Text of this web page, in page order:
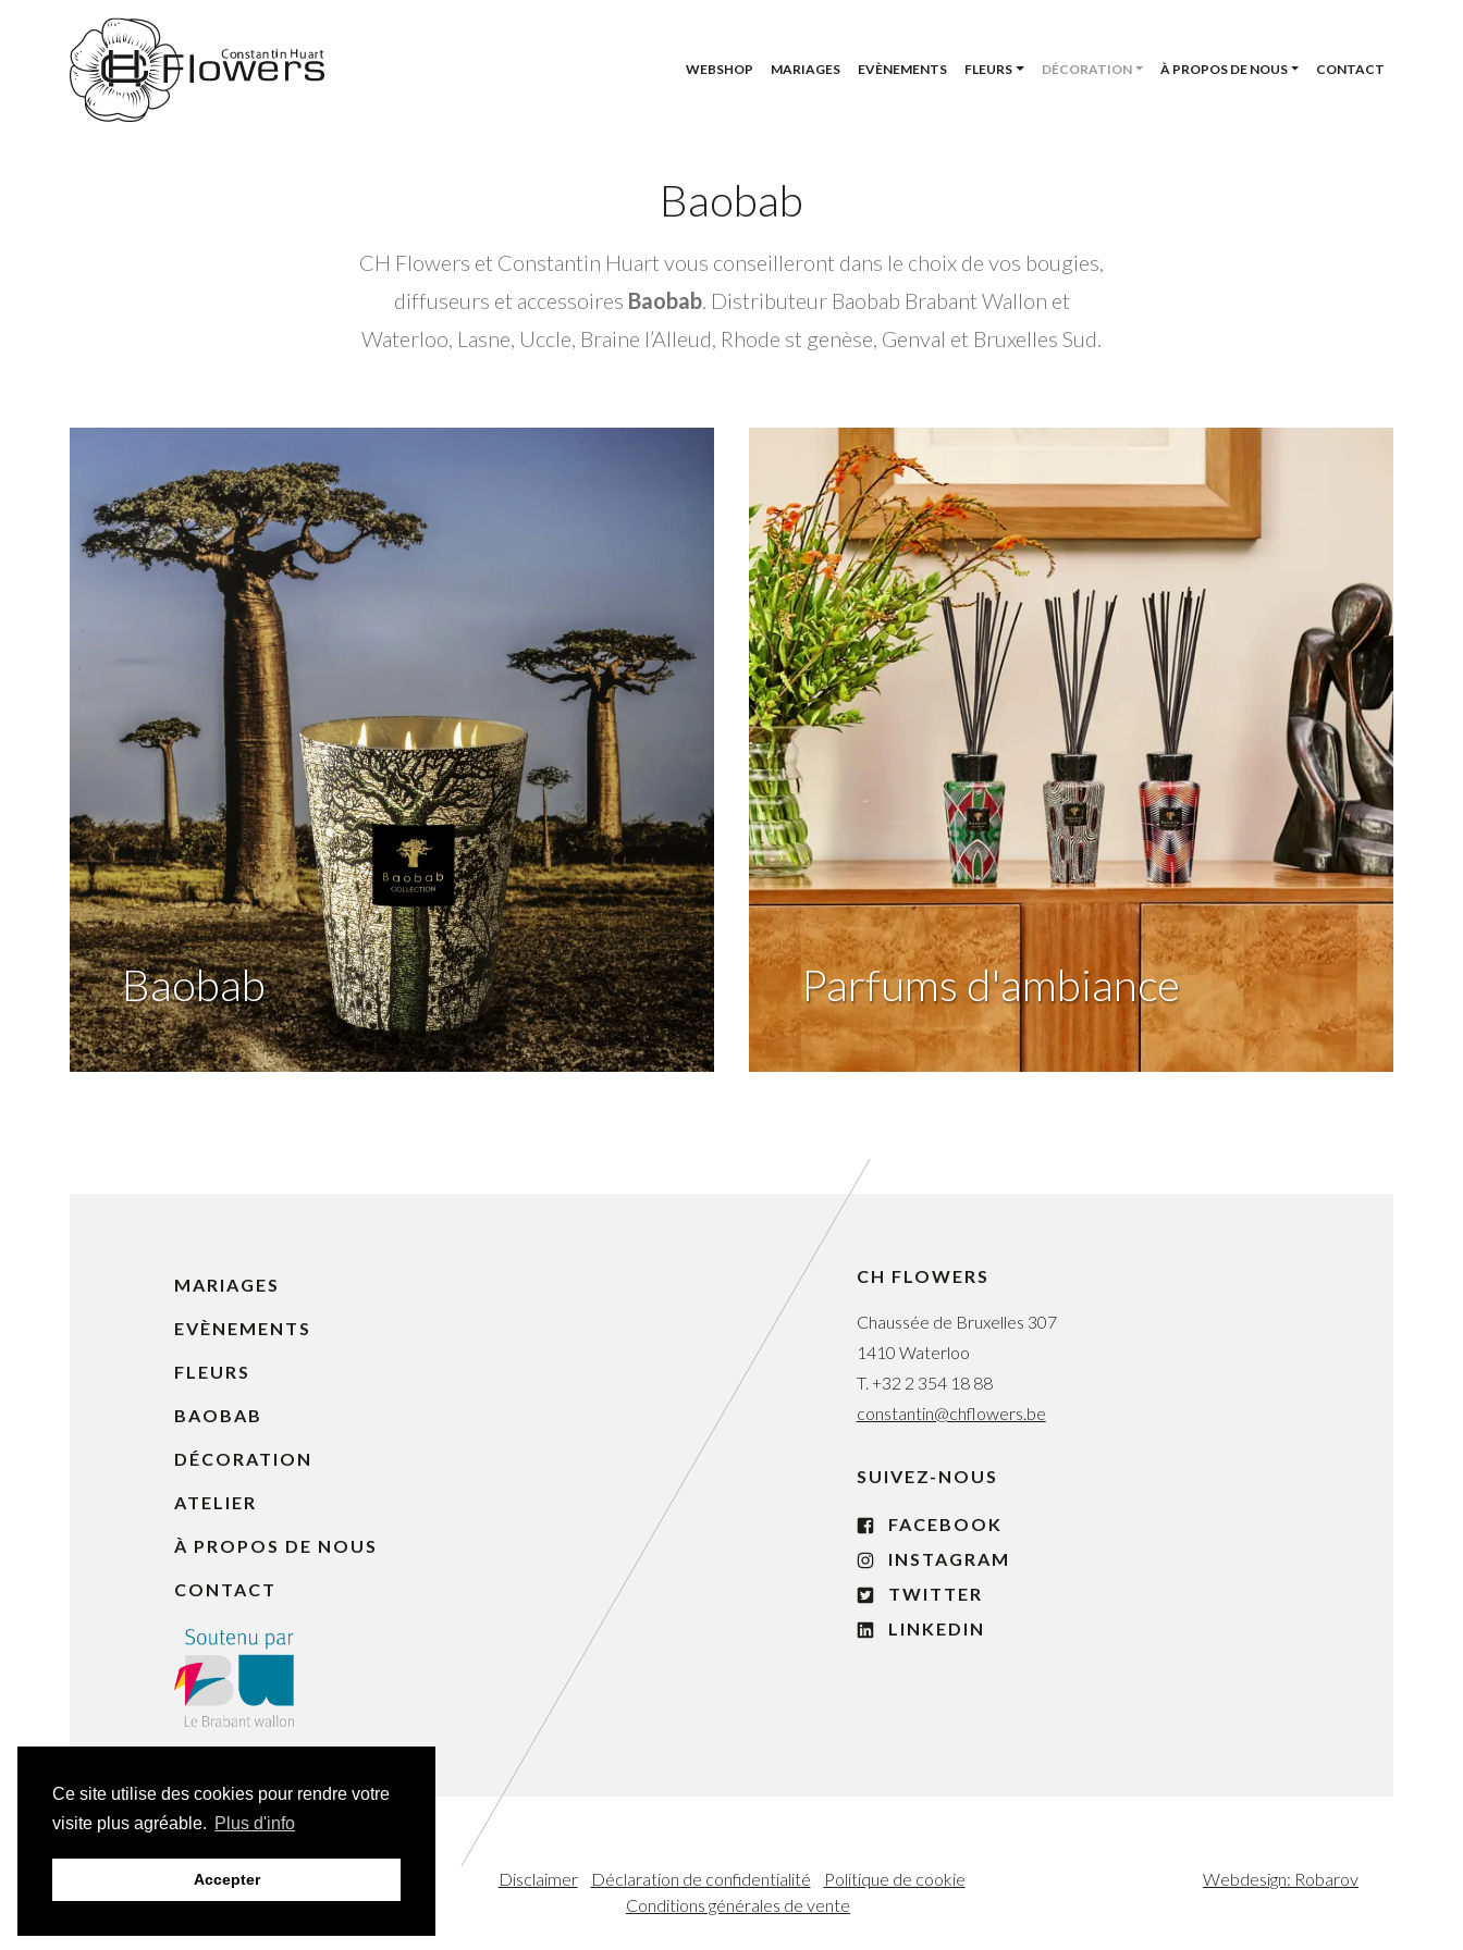
Ce site utilise des cookies pour rendre votre
visite plus agréable. Plus d'info
Accepter
WEBSHOP MARIAGES EVÈNEMENTS FLEURS DÉCORATION À PROPOS DE NOUS CONTACT
Baobab
CH Flowers et Constantin Huart vous conseilleront dans le choix de vos bougies,
diffuseurs et accessoires Baobab. Distributeur Baobab Brabant Wallon et
Waterloo, Lasne, Uccle, Braine l’Alleud, Rhode st genèse, Genval et Bruxelles Sud.
Baobab Parfums d'ambiance
MARIAGES
EVÈNEMENTS
FLEURS
BAOBAB
DÉCORATION
ATELIER
À PROPOS DE NOUS
CONTACT
CH FLOWERS
Chaussée de Bruxelles 307
1410 Waterloo
T. +32 2 354 18 88
constantin@chflowers.be
SUIVEZ-NOUS
FACEBOOK
INSTAGRAM
TWITTER
LINKEDIN
© 2026 CH Flowers Disclaimer Déclaration de confidentialité
Politique de cookie
Conditions générales de vente
Webdesign: Robarov